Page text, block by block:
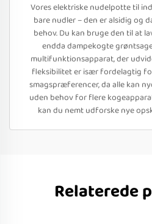
Vores elektriske nudelpotte til
bare nudler – den er alsidig og
behov. Du kan bruge den til at
endda dampekogte
multifunktionsapparat, der
fleksibilitet er især fordelagtig
smagspræferencer, da alle kan
uden behov for flere
kan du nemt udforske nye
Relaterede